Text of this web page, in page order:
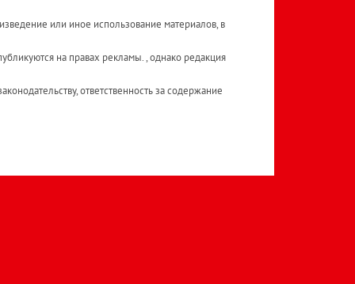
или иное использование материалов, в
на правах рекламы. , однако редакция
ответственность за содержание